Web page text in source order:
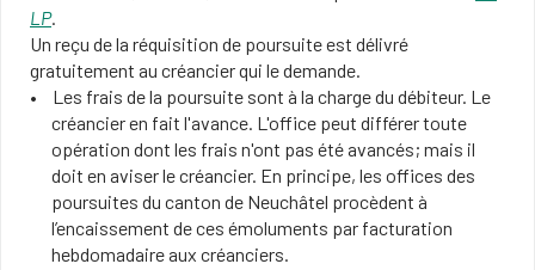
LP.
Un reçu de la réquisition de poursuite est délivré
gratuitement au créancier qui le demande.
Les frais de la poursuite sont à la charge du débiteur. Le
créancier en fait l'avance. L'office peut différer toute
opération dont les frais n'ont pas été avancés; mais il
doit en aviser le créancier. En principe, les offices des
poursuites du canton de Neuchâtel procèdent à
l’encaissement de ces émoluments par facturation
hebdomadaire aux créanciers.